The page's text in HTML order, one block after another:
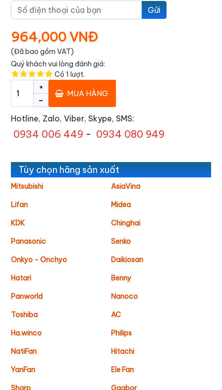
Gửi
964,000 VNĐ
(Đã bao gồm VAT)
Quý khách vui lòng đánh giá:
Có 1 lượt.
-
+
MUA HÀNG
Hotline, Zalo, Viber, Skype, SMS:
0934 006 449 - 0934 080 949
Tùy chọn hãng sản xuất
Mitsubishi AsiaVina
Lifan Midea
KDK Chinghai
Panasonic Senko
Onkyo - Onchyo Daikiosan
Hatari Benny
Panworld Nanoco
Toshiba AC
Ha.winco Philips
NatiFan Hitachi
YanFan Ele Fan
Sharp Gaabor